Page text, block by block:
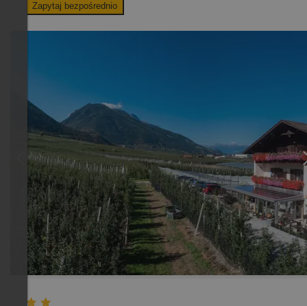
Zapytaj bezpośrednio